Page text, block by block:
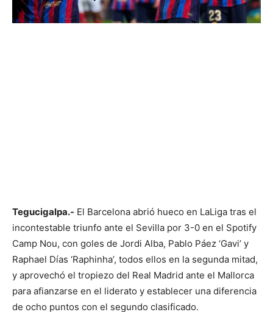
Tegucigalpa.- El Barcelona abrió hueco en LaLiga tras el
incontestable triunfo ante el Sevilla por 3-0 en el Spotify
Camp Nou, con goles de Jordi Alba, Pablo Páez ‘Gavi’ y
Raphael Días ‘Raphinha’, todos ellos en la segunda mitad,
y aprovechó el tropiezo del Real Madrid ante el Mallorca
para afianzarse en el liderato y establecer una diferencia
de ocho puntos con el segundo clasificado.